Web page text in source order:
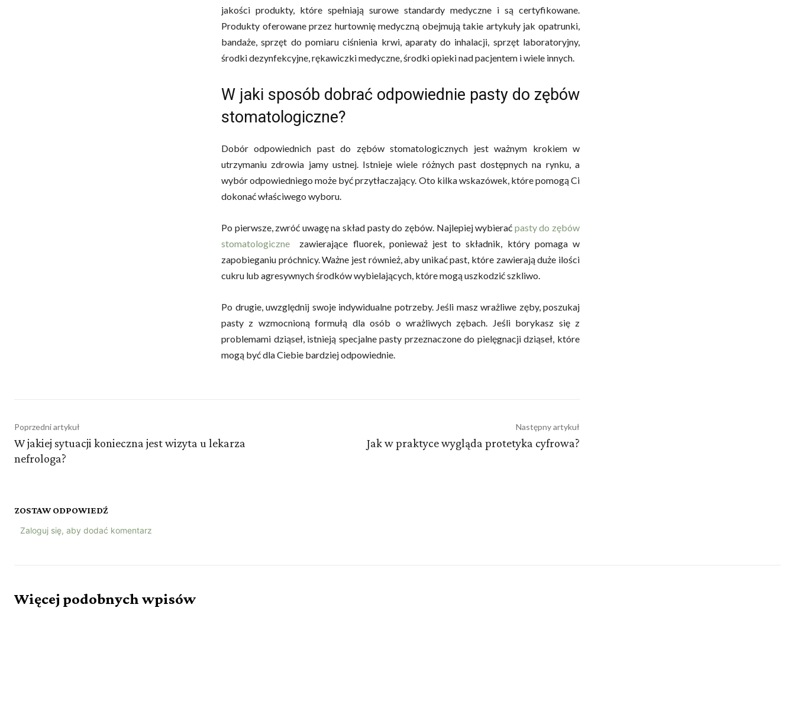
jakości produkty, które spełniają surowe standardy medyczne i są certyfikowane.
Produkty oferowane przez hurtownię medyczną obejmują takie artykuły jak opatrunki,
bandaże, sprzęt do pomiaru ciśnienia krwi, aparaty do inhalacji, sprzęt laboratoryjny,
środki dezynfekcyjne, rękawiczki medyczne, środki opieki nad pacjentem i wiele innych.
W jaki sposób dobrać odpowiednie pasty do zębów
stomatologiczne?
Dobór odpowiednich past do zębów stomatologicznych jest ważnym krokiem w
utrzymaniu zdrowia jamy ustnej. Istnieje wiele różnych past dostępnych na rynku, a
wybór odpowiedniego może być przytłaczający. Oto kilka wskazówek, które pomogą Ci
dokonać właściwego wyboru.
Po pierwsze, zwróć uwagę na skład pasty do zębów. Najlepiej wybierać pasty do zębów
stomatologiczne zawierające fluorek, ponieważ jest to składnik, który pomaga w
zapobieganiu próchnicy. Ważne jest również, aby unikać past, które zawierają duże ilości
cukru lub agresywnych środków wybielających, które mogą uszkodzić szkliwo.
Po drugie, uwzględnij swoje indywidualne potrzeby. Jeśli masz wrażliwe zęby, poszukaj
pasty z wzmocnioną formułą dla osób o wrażliwych zębach. Jeśli borykasz się z
problemami dziąseł, istnieją specjalne pasty przeznaczone do pielęgnacji dziąseł, które
mogą być dla Ciebie bardziej odpowiednie.
Poprzedni artykuł
W jakiej sytuacji konieczna jest wizyta u lekarza
nefrologa?
Następny artykuł
Jak w praktyce wygląda protetyka cyfrowa?
ZOSTAW ODPOWIEDŹ
Zaloguj się, aby dodać komentarz
Więcej podobnych wpisów